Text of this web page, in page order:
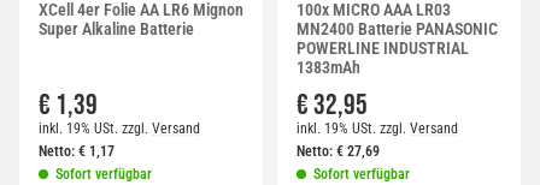
XCell 4er Folie AA LR6 Mignon
Super Alkaline Batterie
€ 1,39
inkl. 19% USt. zzgl. Versand
Netto: € 1,17
Sofort verfügbar
100x MICRO AAA LR03
MN2400 Batterie PANASONIC
POWERLINE INDUSTRIAL
1383mAh
€ 32,95
inkl. 19% USt. zzgl. Versand
Netto: € 27,69
Sofort verfügbar